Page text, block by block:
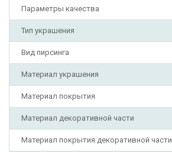
Параметры качества
Тип украшения
Вид пирсинга
Материал украшения
Материал покрытия
Материал декоративной части
Материал покрытия декоративной части